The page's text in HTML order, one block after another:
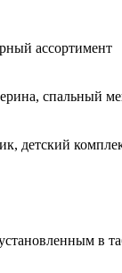
ассортимент
спальный
детский
в